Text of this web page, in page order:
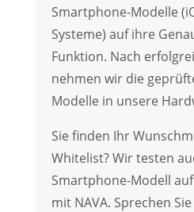
Smartphone-Modelle
Systeme) auf ihre
Funktion. Nach
nehmen wir die
Modelle in unsere
Sie finden Ihr
Whitelist? Wir testen
Smartphone-Modell
mit NAVA. Sprechen